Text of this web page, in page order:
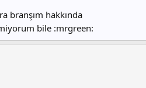
branşım hakkında
bile :mrgreen: